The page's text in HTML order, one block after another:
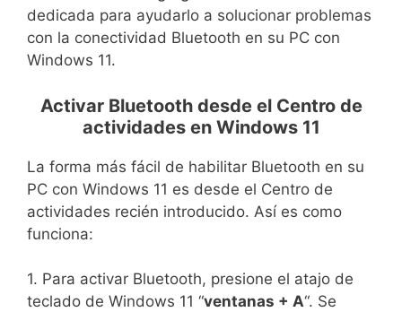
dedicada para ayudarlo a solucionar problemas
con la conectividad Bluetooth en su PC con
Windows 11.
Activar Bluetooth desde el Centro de
actividades en Windows 11
La forma más fácil de habilitar Bluetooth en su
PC con Windows 11 es desde el Centro de
actividades recién introducido. Así es como
funciona:
1. Para activar Bluetooth, presione el atajo de
teclado de Windows 11 “ventanas + A“. Se